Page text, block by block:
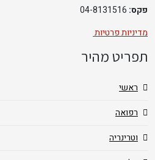
פקס:
מדיניות פרטיות
תפריט מהיר
ראשי
רפואה
וטרינריה